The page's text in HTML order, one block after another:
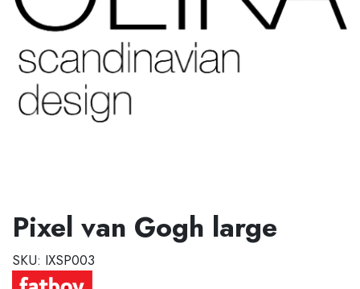
Pixel van Gogh large
SKU: IXSP003